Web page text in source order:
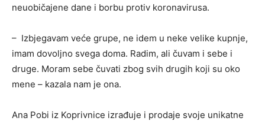
neuobičajene dane i borbu protiv koronavirusa.
– Izbjegavam veće grupe, ne idem u neke velike kupnje,
imam dovoljno svega doma. Radim, ali čuvam i sebe i
druge. Moram sebe čuvati zbog svih drugih koji su oko
mene – kazala nam je ona.
Ana Pobi iz Koprivnice izrađuje i prodaje svoje unikatne